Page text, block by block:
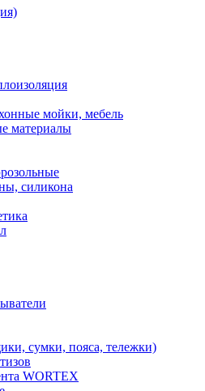
мойки, мебель
материалы
силикона
сумки, пояса, тележки)
WORTEX